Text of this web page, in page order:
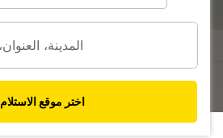
اختر موقع الاستلام